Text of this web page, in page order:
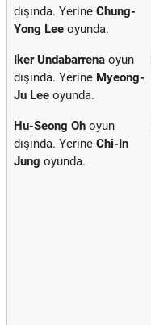
dışında. Yerine Chung-
Yong Lee oyunda.
Iker Undabarrena oyun
dışında. Yerine Myeong-
Ju Lee oyunda.
Hu-Seong Oh oyun
dışında. Yerine Chi-In
Jung oyunda.